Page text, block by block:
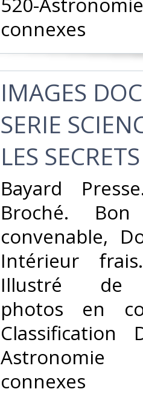
connexes‎
‎IMAGES
SERIE
LES
‎Bayard
Broché.
convenable,
Intérieur
Illustré de
photos en
Classification
Astronomie
connexes‎